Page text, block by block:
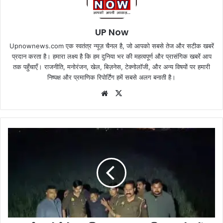
UP Now
Upnownews.com एक स्वतंत्र न्यूज़ चैनल है, जो आपको सबसे तेज और सटीक खबरें
प्रदान करता है। हमारा लक्ष्य है कि हम दुनिया भर की महत्वपूर्ण और प्रासंगिक खबरें आप
तक पहुँचाएँ। राजनीति, मनोरंजन, खेल, बिज़नेस, टेक्नोलॉजी, और अन्य विषयों पर हमारी
निष्पक्ष और प्रमाणिक रिपोर्टिंग हमें सबसे अलग बनाती है।
Website